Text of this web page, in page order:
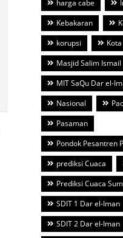
harga cabe
Kebakaran
korupsi
Masjid Salim
MIT SaQu Dar el-
Nasional
Pasaman
Pondok Pesantren
prediksi Cuaca
Prediksi Cuaca
SDIT 1 Dar el-Iman
SDIT 2 Dar el-Iman